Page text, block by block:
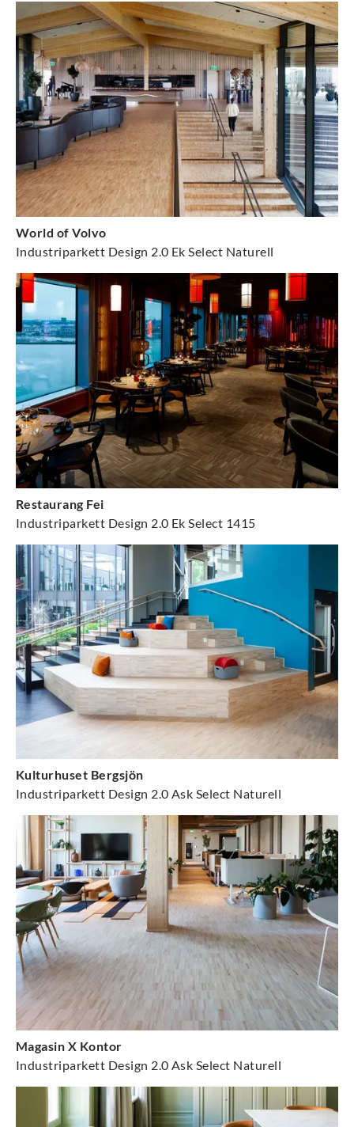
World of Volvo
Industriparkett Design 2.0 Ek Select Naturell
Restaurang Fei
Industriparkett Design 2.0 Ek Select 1415
Kulturhuset Bergsjön
Industriparkett Design 2.0 Ask Select Naturell
Magasin X Kontor
Industriparkett Design 2.0 Ask Select Naturell